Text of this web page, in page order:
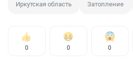
Иркутская область Затопление
0 0 0